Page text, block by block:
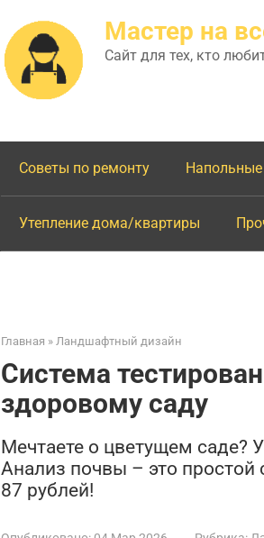
Мастер на
Сайт для тех, кто
Советы по ремонту
Утепление дома/квартиры
Главная » Ландшафтный дизайн
Система
здоровому саду
Мечтаете о цветущем саде?
Анализ почвы – это простой
87 рублей!